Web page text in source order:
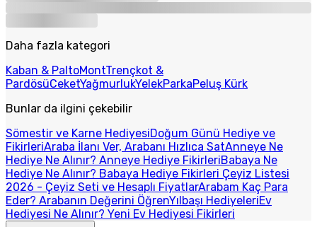
Daha fazla kategori
Kaban & PaltoMontTrençkot &
PardösüCeketYağmurlukYelekParkaPeluş Kürk
Bunlar da ilgini çekebilir
Sömestir ve Karne HediyesiDoğum Günü Hediye ve
FikirleriAraba İlanı Ver, Arabanı Hızlıca SatAnneye Ne
Hediye Ne Alınır? Anneye Hediye FikirleriBabaya Ne
Hediye Ne Alınır? Babaya Hediye Fikirleri Çeyiz Listesi
2026 - Çeyiz Seti ve Hesaplı FiyatlarArabam Kaç Para
Eder? Arabanın Değerini ÖğrenYılbaşı HediyeleriEv
Hediyesi Ne Alınır? Yeni Ev Hediyesi Fikirleri